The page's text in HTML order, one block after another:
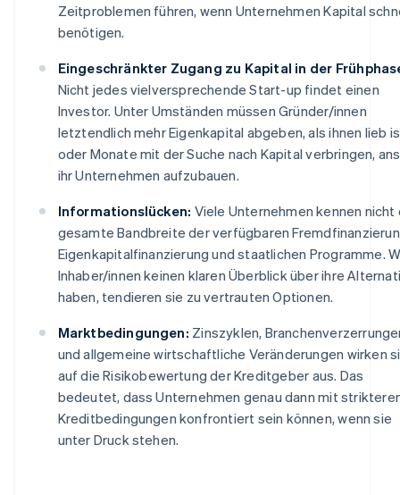
Zeitproblemen führen, wenn Unternehmen Kapital
benötigen.
Eingeschränkter Zugang zu Kapital in der
Nicht jedes vielversprechende Start-up findet einen
Investor. Unter Umständen müssen Gründer/innen
letztendlich mehr Eigenkapital abgeben, als ihnen lieb
oder Monate mit der Suche nach Kapital verbringen,
ihr Unternehmen aufzubauen.
Informationslücken: Viele Unternehmen kennen nicht
gesamte Bandbreite der verfügbaren
Eigenkapitalfinanzierung und staatlichen Programme.
Inhaber/innen keinen klaren Überblick über ihre
haben, tendieren sie zu vertrauten Optionen.
Marktbedingungen: Zinszyklen,
und allgemeine wirtschaftliche Veränderungen wirken
auf die Risikobewertung der Kreditgeber aus. Das
bedeutet, dass Unternehmen genau dann mit
Kreditbedingungen konfrontiert sein können, wenn sie
unter Druck stehen.